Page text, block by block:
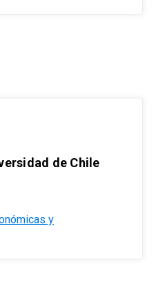
de Chile
y